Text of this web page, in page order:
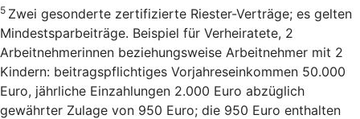
5 Zwei gesonderte zertifizierte Riester-Verträge; es gelten
Mindestsparbeiträge. Beispiel für Verheiratete, 2
Arbeitnehmerinnen beziehungsweise Arbeitnehmer mit 2
Kindern: beitragspflichtiges Vorjahreseinkommen 50.000
Euro, jährliche Einzahlungen 2.000 Euro abzüglich
gewährter Zulage von 950 Euro; die 950 Euro enthalten